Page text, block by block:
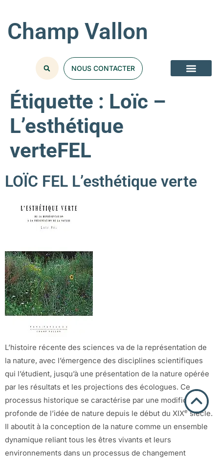
Champ Vallon
NOUS CONTACTER
Étiquette : Loïc –
L’esthétique
verteFEL
LOÏC FEL L’esthétique verte
L’histoire récente des sciences va de la représentation de
la nature, avec l’émergence des disciplines scientifiques
qui l’étudient, jusqu’à une présentation de la nature opérée
par les résultats et les projections des écologues. Ce
processus historique se caractérise par une modification
profonde de l’idée de nature depuis le début du XIXesiècle.
Il aboutit à la conception de la nature comme un ensemble
dynamique reliant tous les êtres vivants et leurs
environnements dans un processus de changement